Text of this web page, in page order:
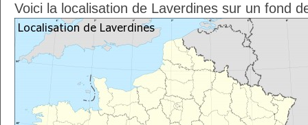
Voici la localisation de Laverdines sur un fond